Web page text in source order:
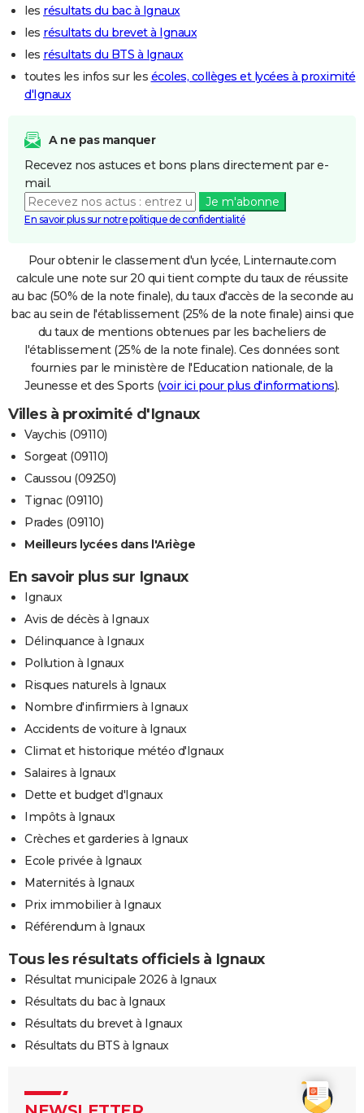
les résultats du bac à Ignaux
les résultats du brevet à Ignaux
les résultats du BTS à Ignaux
toutes les infos sur les écoles, collèges et lycées à proximité
d'Ignaux
A ne pas manquer
Recevez nos astuces et bons plans directement par e-
mail.
Je m'abonne
En savoir plus sur notre politique de confidentialité
Pour obtenir le classement d'un lycée, Linternaute.com
calcule une note sur 20 qui tient compte du taux de réussite
au bac (50% de la note finale), du taux d'accès de la seconde au
bac au sein de l'établissement (25% de la note finale) ainsi que
du taux de mentions obtenues par les bacheliers de
l'établissement (25% de la note finale). Ces données sont
fournies par le ministère de l'Education nationale, de la
Jeunesse et des Sports (voir ici pour plus d'informations).
Villes à proximité d'Ignaux
Vaychis (09110)
Sorgeat (09110)
Caussou (09250)
Tignac (09110)
Prades (09110)
Meilleurs lycées dans l'Ariège
En savoir plus sur Ignaux
Ignaux
Avis de décès à Ignaux
Délinquance à Ignaux
Pollution à Ignaux
Risques naturels à Ignaux
Nombre d'infirmiers à Ignaux
Accidents de voiture à Ignaux
Climat et historique météo d'Ignaux
Salaires à Ignaux
Dette et budget d'Ignaux
Impôts à Ignaux
Crèches et garderies à Ignaux
Ecole privée à Ignaux
Maternités à Ignaux
Prix immobilier à Ignaux
Référendum à Ignaux
Tous les résultats officiels à Ignaux
Résultat municipale 2026 à Ignaux
Résultats du bac à Ignaux
Résultats du brevet à Ignaux
Résultats du BTS à Ignaux